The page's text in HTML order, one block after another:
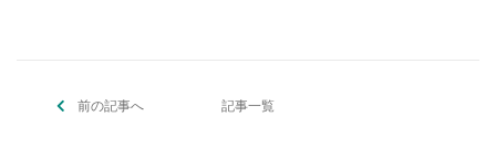
o
前の記事へ 記事一覧